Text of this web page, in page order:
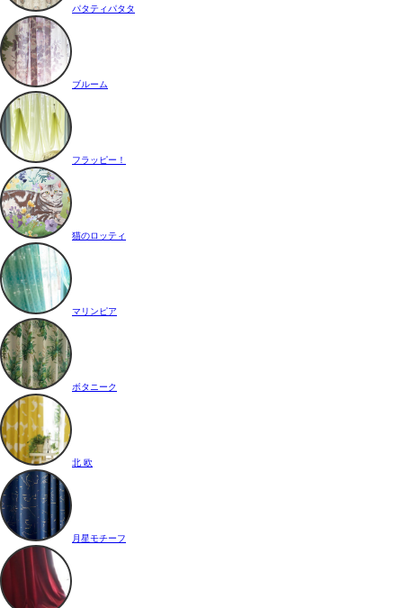
パタティパタタ
ブルーム
フラッピー！
猫のロッティ
マリンピア
ボタニーク
北 欧
月星モチーフ